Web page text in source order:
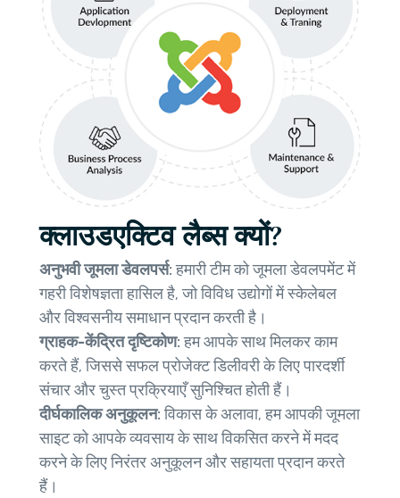
क्लाउडएक्टिव लैब्स क्यों?
अनुभवी जूमला डेवलपर्स:हमारी टीम को जूमला डेवलपमेंट में
गहरी विशेषज्ञता हासिल है, जो विविध उद्योगों में स्केलेबल
और विश्वसनीय समाधान प्रदान करती है।
ग्राहक-केंद्रित दृष्टिकोण:हम आपके साथ मिलकर काम
करते हैं, जिससे सफल प्रोजेक्ट डिलीवरी के लिए पारदर्शी
संचार और चुस्त प्रक्रियाएँ सुनिश्चित होती हैं।
दीर्घकालिक अनुकूलन:विकास के अलावा, हम आपकी जूमला
साइट को आपके व्यवसाय के साथ विकसित करने में मदद
करने के लिए निरंतर अनुकूलन और सहायता प्रदान करते
हैं।